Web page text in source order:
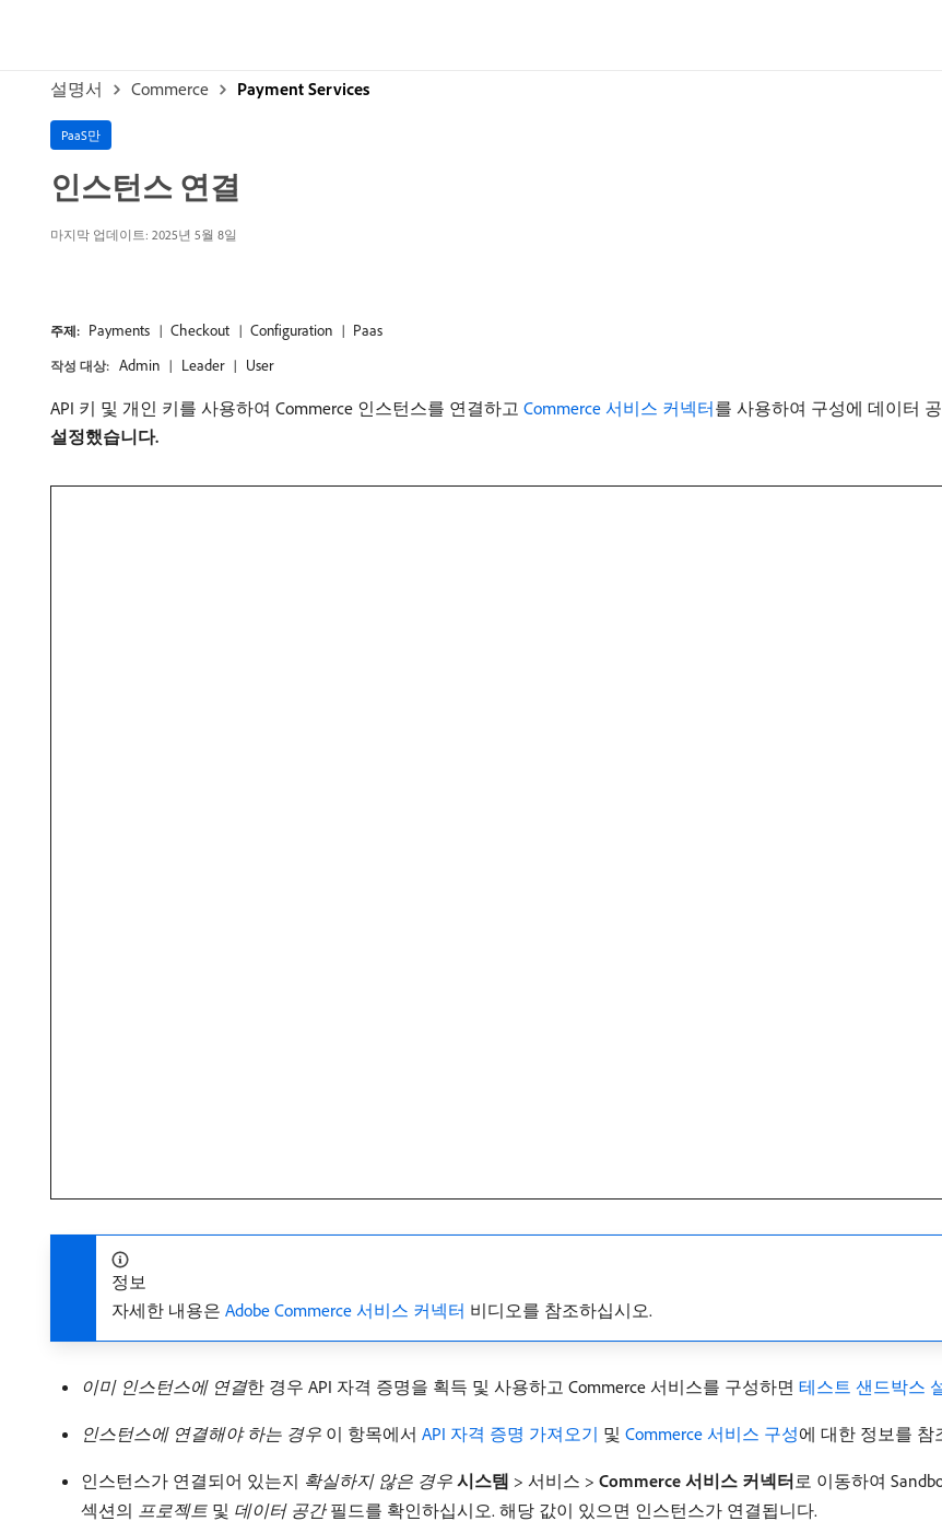
설명서 Commerce Payment Services
PaaS만
인스턴스 연결
마지막 업데이트: 2025년 5월 8일
주제: Payments Checkout Configuration Paas
작성 대상: Admin Leader User
API 키 및 개인 키를 사용하여 Commerce 인스턴스를 연결하고 Commerce 서비스 커넥터를 사용하여 구성에 데이터
설정했습니다.
정보
자세한 내용은 Adobe Commerce 서비스 커넥터 비디오를 참조하십시오.
이미 인스턴스에 연결​한 경우 API 자격 증명을 획득 및 사용하고 Commerce 서비스를 구성하면 테스트 샌드박스
인스턴스에 연결해야 하는 경우 이 항목에서 API 자격 증명 가져오기 및 Commerce 서비스 구성에 대한 정보를 참
인스턴스가 연결되어 있는지 확실하지 않은 경우 시스템 > 서비스 > Commerce 서비스 커넥터 로 이동하여
섹션의 프로젝트 및 데이터 공간필드를 확인하십시오. 해당 값이 있으면 인스턴스가 연결됩니다.